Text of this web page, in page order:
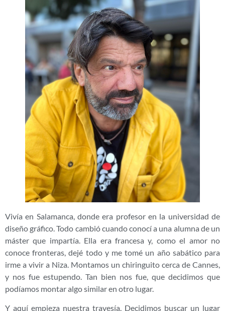
Vivía en Salamanca, donde era profesor en la universidad de
diseño gráfico. Todo cambió cuando conocí a una alumna de un
máster que impartía. Ella era francesa y, como el amor no
conoce fronteras, dejé todo y me tomé un año sabático para
irme a vivir a Niza. Montamos un chiringuito cerca de Cannes,
y nos fue estupendo. Tan bien nos fue, que decidimos que
podíamos montar algo similar en otro lugar.
Y aquí empieza nuestra travesía. Decidimos buscar un lugar